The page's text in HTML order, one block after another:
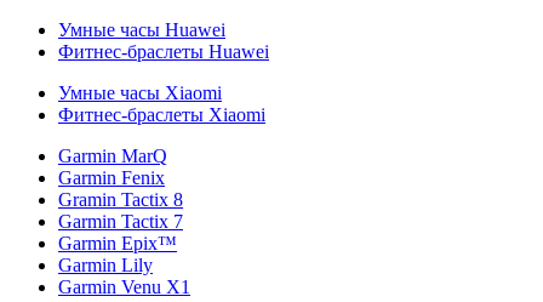
Умные часы Huawei
Фитнес-браслеты Huawei
Умные часы Xiaomi
Фитнес-браслеты Xiaomi
Garmin MarQ
Garmin Fenix
Gramin Tactix 8
Garmin Tactix 7
Garmin Epix™
Garmin Lily
Garmin Venu X1